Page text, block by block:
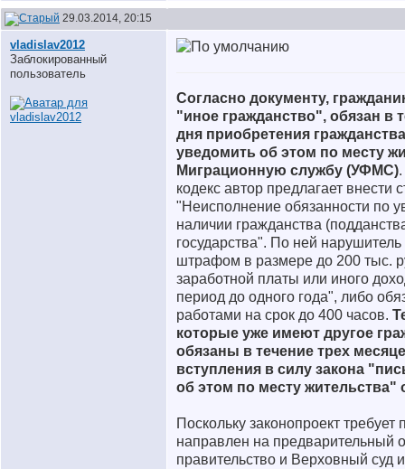
29.03.2014, 20:15
vladislav2012
Заблокированный
пользователь
Согласно документу,
"иное гражданство", обязан в
дня приобретения
уведомить об этом по месту
Миграционную службу (УФМС)
кодекс автор предлагает внести
"Неисполнение обязанности по
наличии гражданства
государства". По ней
штрафом в размере до 200 тыс.
заработной платы или иного
период до одного года", либо
работами на срок до 400 часов.
которые уже имеют другое
обязаны в течение трех
вступления в силу закона
об этом по месту
Поскольку законопроект требует
направлен на предварительный
правительство и Верховный суд